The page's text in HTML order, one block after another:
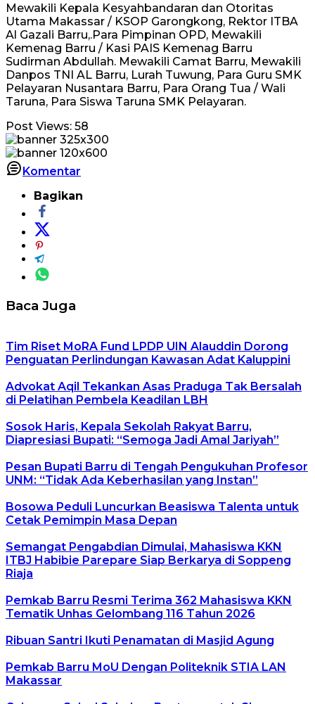
Mewakili Kepala Kesyahbandaran dan Otoritas
Utama Makassar / KSOP Garongkong, Rektor ITBA
Al Gazali Barru,.Para Pimpinan OPD, Mewakili
Kemenag Barru / Kasi PAIS Kemenag Barru
Sudirman Abdullah. Mewakili Camat Barru, Mewakili
Danpos TNI AL Barru, Lurah Tuwung, Para Guru SMK
Pelayaran Nusantara Barru, Para Orang Tua / Wali
Taruna, Para Siswa Taruna SMK Pelayaran.
Post Views: 58
Komentar
Bagikan
Baca Juga
Tim Riset MoRA Fund LPDP UIN Alauddin Dorong
Penguatan Perlindungan Kawasan Adat Kaluppini
Advokat Aqil Tekankan Asas Praduga Tak Bersalah
di Pelatihan Pembela Keadilan LBH
Sosok Haris, Kepala Sekolah Rakyat Barru,
Diapresiasi Bupati: “Semoga Jadi Amal Jariyah”
Pesan Bupati Barru di Tengah Pengukuhan Profesor
UNM: “Tidak Ada Keberhasilan yang Instan”
Bosowa Peduli Luncurkan Beasiswa Talenta untuk
Cetak Pemimpin Masa Depan
Semangat Pengabdian Dimulai, Mahasiswa KKN
ITBJ Habibie Parepare Siap Berkarya di Soppeng
Riaja
Pemkab Barru Resmi Terima 362 Mahasiswa KKN
Tematik Unhas Gelombang 116 Tahun 2026
Ribuan Santri Ikuti Penamatan di Masjid Agung
Pemkab Barru MoU Dengan Politeknik STIA LAN
Makassar